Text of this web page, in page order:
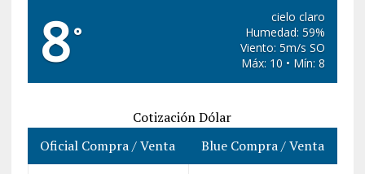
8°
cielo claro
Humedad: 59%
Viento: 5m/s SO
Máx: 10 • Mín: 8
Cotización Dólar
Oficial Compra / Venta
Blue Compra / Venta